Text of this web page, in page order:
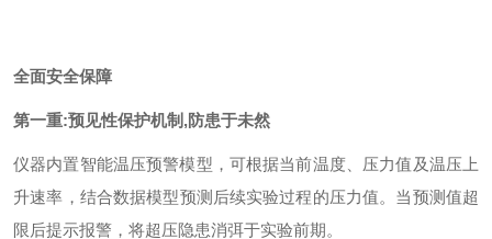
全面安全保障
第一重:预见性保护机制 ,防患于未然
仪器内置智能温压预警模型，可根据当前温度、压力值及温压上
升速率，结合数据模型预测后续实验过程的压力值。当预测值超
限后提示报警，将超压隐患消弭于实验前期。